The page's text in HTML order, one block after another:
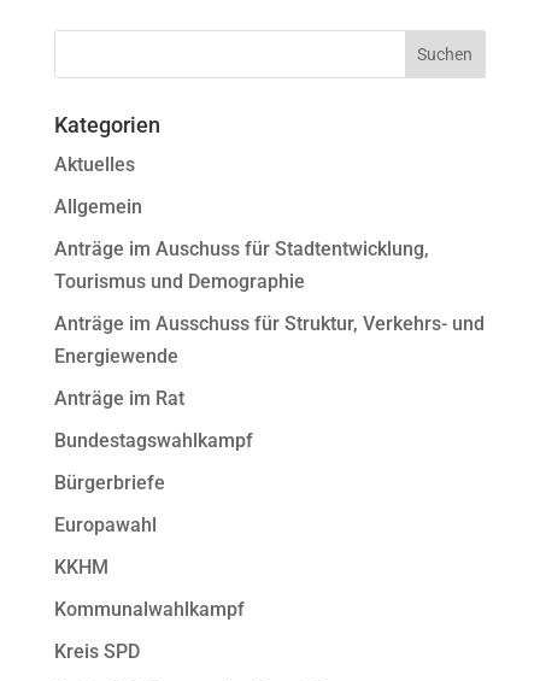
Kategorien
Aktuelles
Allgemein
Anträge im Auschuss für Stadtentwicklung,
Tourismus und Demographie
Anträge im Ausschuss für Struktur, Verkehrs- und
Energiewende
Anträge im Rat
Bundestagswahlkampf
Bürgerbriefe
Europawahl
KKHM
Kommunalwahlkampf
Kreis SPD